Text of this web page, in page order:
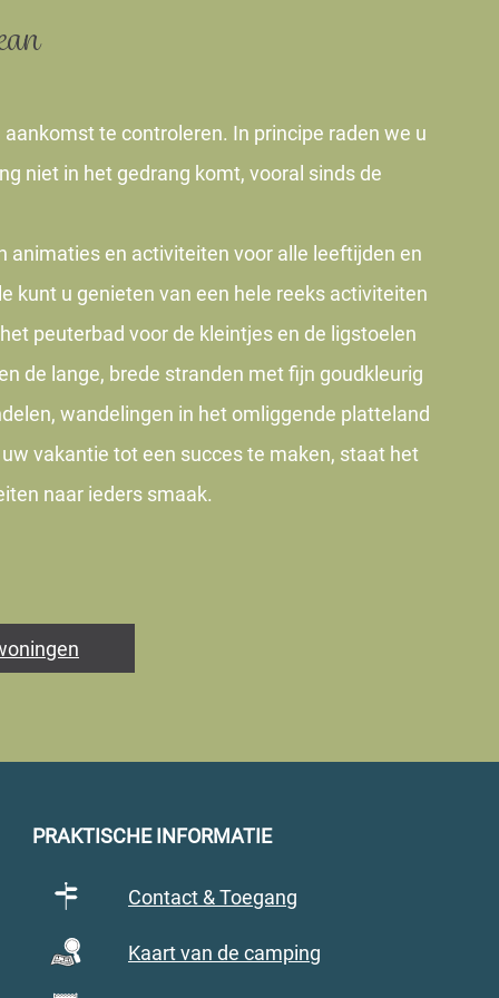
te controleren. In principe raden we u
niet in het gedrang komt, vooral sinds de
animaties en activiteiten voor alle leeftijden en
kunt u genieten van een hele reeks activiteiten
peuterbad voor de kleintjes en de ligstoelen
de lange, brede stranden met fijn goudkleurig
wandelingen in het omliggende platteland
vakantie tot een succes te maken, staat het
naar ieders smaak.
PRAKTISCHE INFORMATIE
Contact & Toegang
Kaart van de camping